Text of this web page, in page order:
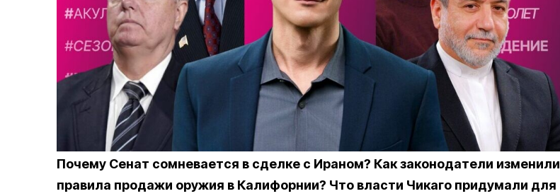
Почему Сенат сомневается в сделке с Ираном? Как законодатели изменили
правила продажи оружия в Калифорнии? Что власти Чикаго придумали для